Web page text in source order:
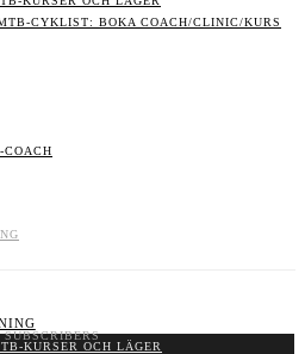
CYKLIST: BOKA COACH/CLINIC/KURS
SUBSCRIBERS
KURSER OCH LÄGER